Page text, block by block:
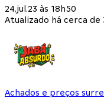
24.jul.23 às 18h50
Atualizado há cerca de
Achados e preços